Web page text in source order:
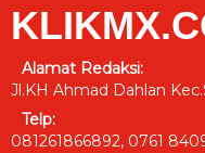
Alamat Redaksi:
Jl.KH Ahmad Dahlan
Telp:
081261866892, 0761